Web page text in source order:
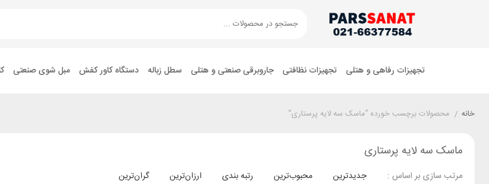
تجهیزات رفاهی و هتلی تجهیزات نظافتی جاروبرقی صنعتی و هتلی سطل زباله دستگاه کاور کفش مبل شوی صنعتی
خانه / محصولات برچسب خورده “ماسک سه لایه پرستاری”
ماسک سه لایه پرستاری
مرتب سازی بر اساس : جدیدترین محبوب‌ترین رتبه بندی ارزان‌ترین گران‌ترین